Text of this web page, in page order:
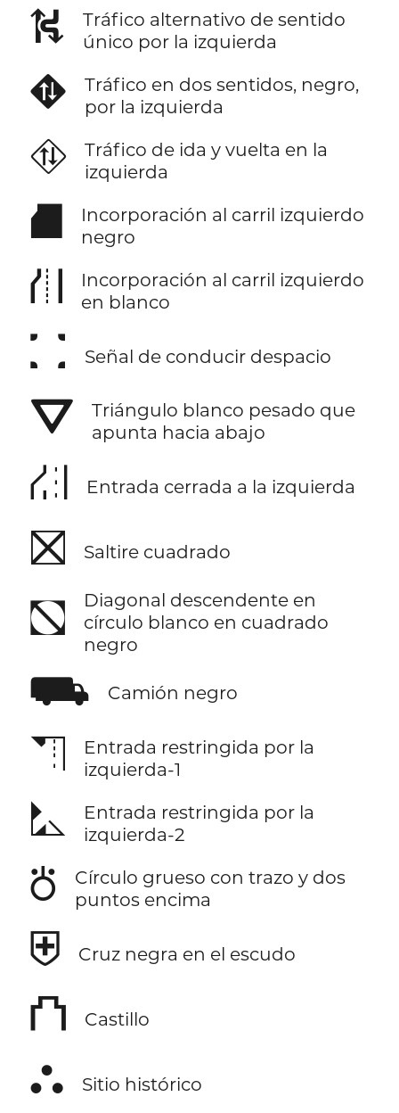
⛕
Tráfico alternativo de sentido
único por la izquierda
⛖
Tráfico en dos sentidos, negro,
por la izquierda
⛗
Tráfico de ida y vuelta en la
izquierda
⛘
Incorporación al carril izquierdo
negro
⛙
Incorporación al carril izquierdo
en blanco
⛚ Señal de conducir despacio
⛛
Triángulo blanco pesado que
apunta hacia abajo
⛜ Entrada cerrada a la izquierda
⛝ Saltire cuadrado
⛞
Diagonal descendente en
círculo blanco en cuadrado
negro
⛟ Camión negro
⛠
Entrada restringida por la
izquierda-1
⛡
Entrada restringida por la
izquierda-2
⛣
Círculo grueso con trazo y dos
puntos encima
⛨ Cruz negra en el escudo
⛫ Castillo
⛬ Sitio histórico